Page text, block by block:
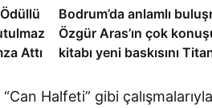
Attı
Bodrum’da anlamlı
Özgür Aras’ın çok
kitabı yeni baskısını
kutladı
Halfeti” gibi